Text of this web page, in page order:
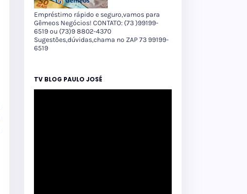
Empréstimo rápido e seguro,vamos para
Gêmeos Negócios! CONTATO: (73 )99199-
6519 ou (73)9 8802-4370
Sugestões,dúvidas,chama no ZAP 73 99199-
6519
TV BLOG PAULO JOSÉ